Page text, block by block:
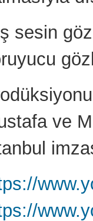
sesin
ve